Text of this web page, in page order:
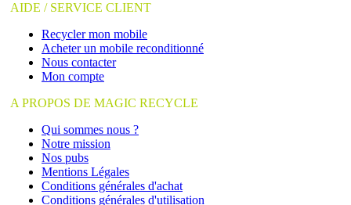
AIDE / SERVICE CLIENT
Recycler mon mobile
Acheter un mobile reconditionné
Nous contacter
Mon compte
A PROPOS DE MAGIC RECYCLE
Qui sommes nous ?
Notre mission
Nos pubs
Mentions Légales
Conditions générales d'achat
Conditions générales d'utilisation